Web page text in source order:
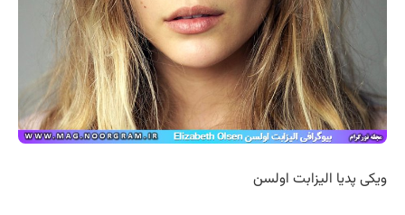
ویکی پدیا الیزابت اولسن